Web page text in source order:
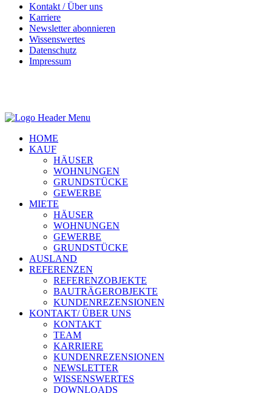
Kontakt / Über uns
Karriere
Newsletter abonnieren
Wissenswertes
Datenschutz
Impressum
HOME
KAUF
HÄUSER
WOHNUNGEN
GRUNDSTÜCKE
GEWERBE
MIETE
HÄUSER
WOHNUNGEN
GEWERBE
GRUNDSTÜCKE
AUSLAND
REFERENZEN
REFERENZOBJEKTE
BAUTRÄGEROBJEKTE
KUNDENREZENSIONEN
KONTAKT/ ÜBER UNS
KONTAKT
TEAM
KARRIERE
KUNDENREZENSIONEN
NEWSLETTER
WISSENSWERTES
DOWNLOADS